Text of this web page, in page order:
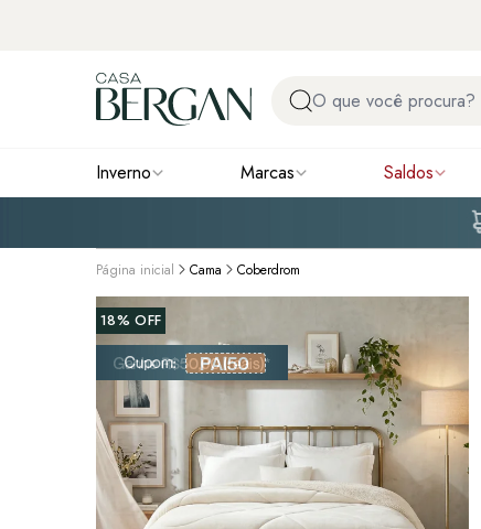
Inverno Marcas Saldos
Página inicial Cama Coberdrom
18% OFF